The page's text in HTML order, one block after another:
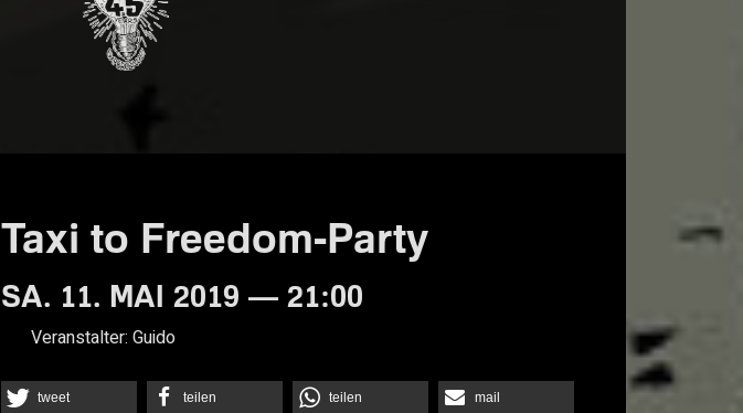
Taxi to Freedom-Party
SA. 11. MAI 2019 — 21:00
Veranstalter: Guido
tweet teilen teilen mail